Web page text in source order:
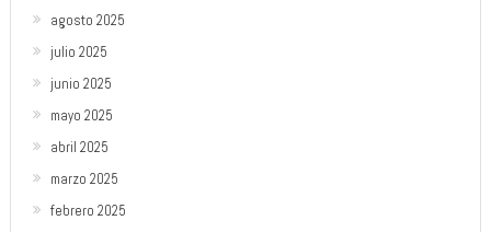
agosto 2025
julio 2025
junio 2025
mayo 2025
abril 2025
marzo 2025
febrero 2025